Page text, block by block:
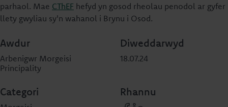
parhaol. Mae CThEF hefyd yn gosod rheolau penodol ar gyfer
llety gwyliau sy'n wahanol i Brynu i Osod.
Awdur
Arbenigwr Morgeisi
Principality
Diweddarwyd
18.07.24
Categori Rhannu